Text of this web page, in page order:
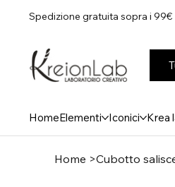
Spedizione gratuita sopra i 99€
HomeElementi Iconici Krea
Home >Cubotto